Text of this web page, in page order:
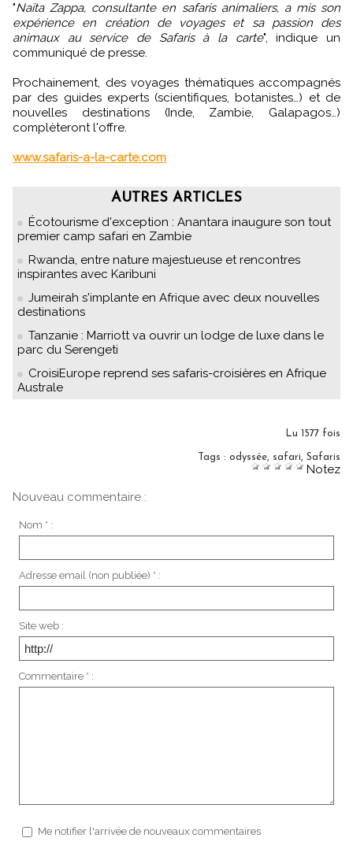
"Naïta Zappa, consultante en safaris animaliers, a mis son
expérience en création de voyages et sa passion des
animaux au service de Safaris à la carte", indique un
communiqué de presse.
Prochainement, des voyages thématiques accompagnés
par des guides experts (scientifiques, botanistes…) et de
nouvelles destinations (Inde, Zambie, Galapagos…)
complèteront l'offre.
www.safaris-a-la-carte.com
AUTRES ARTICLES
Écotourisme d'exception : Anantara inaugure son tout
premier camp safari en Zambie
Rwanda, entre nature majestueuse et rencontres
inspirantes avec Karibuni
Jumeirah s'implante en Afrique avec deux nouvelles
destinations
Tanzanie : Marriott va ouvrir un lodge de luxe dans le
parc du Serengeti
CroisiEurope reprend ses safaris-croisières en Afrique
Australe
Lu 1577 fois
Tags : odyssée, safari, Safaris
Notez
Nouveau commentaire :
Nom * :
Adresse email (non publiée) * :
Site web :
Commentaire * :
Me notifier l'arrivée de nouveaux commentaires